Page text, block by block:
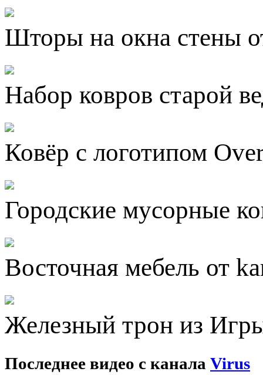
Шторы на окна стены
Набор ковров старой
Ковёр с логотипом
Городские мусорные
Восточная мебель от
Железный трон из
Последнее видео с канала Virus